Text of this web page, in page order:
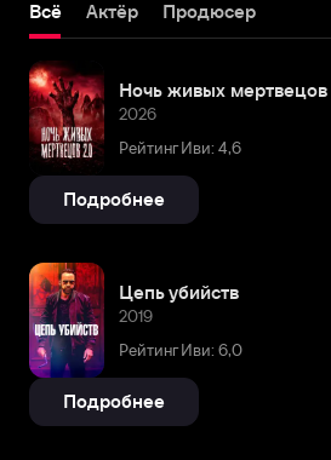
Всё Актёр Продюсер
Ночь живых
2026
Рейтинг Иви: 4,6
Подробнее
Цепь убийств
2019
Рейтинг Иви: 6,0
Подробнее